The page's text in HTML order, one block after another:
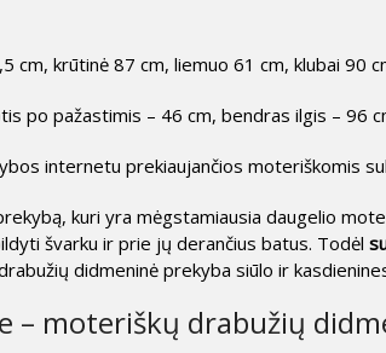
cm, krūtinė 87 cm, liemuo 61 cm, klubai 90
po pažastimis – 46 cm, bendras ilgis – 96
internetu prekiaujančios moteriškomis
kuri yra mėgstamiausia daugelio
švarku ir prie jų derančius batus. Todėl
didmeninė prekyba siūlo ir
– moteriškų drabužių